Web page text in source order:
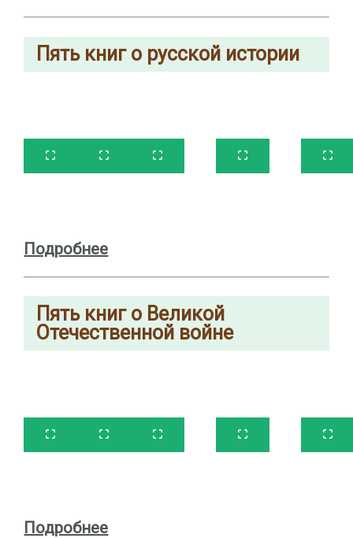
Пять книг орусской истории
Подробнее
Пять книг о Великой
Отечественной войне
Подробнее